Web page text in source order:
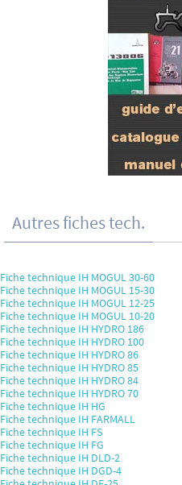
Autres fiches tech.
Fiche technique IH MOGUL 30-60
Fiche technique IH MOGUL 15-30
Fiche technique IH MOGUL 12-25
Fiche technique IH MOGUL 10-20
Fiche technique IH HYDRO 186
Fiche technique IH HYDRO 100
Fiche technique IH HYDRO 86
Fiche technique IH HYDRO 85
Fiche technique IH HYDRO 84
Fiche technique IH HYDRO 70
Fiche technique IH HG
Fiche technique IH FARMALL
Fiche technique IH FS
Fiche technique IH FG
Fiche technique IH DLD-2
Fiche technique IH DGD-4